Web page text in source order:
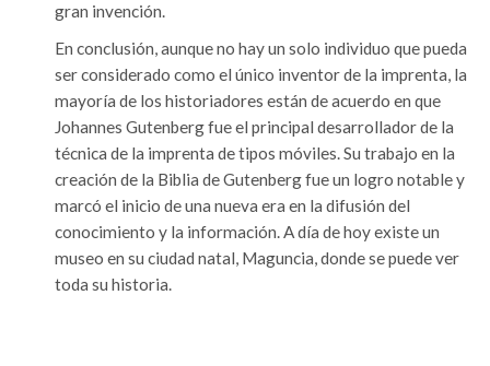
gran invención.
En conclusión, aunque no hay un solo individuo que pueda
ser considerado como el único inventor de la imprenta, la
mayoría de los historiadores están de acuerdo en que
Johannes Gutenberg fue el principal desarrollador de la
técnica de la imprenta de tipos móviles. Su trabajo en la
creación de la Biblia de Gutenberg fue un logro notable y
marcó el inicio de una nueva era en la difusión del
conocimiento y la información. A día de hoy existe un
museo en su ciudad natal, Maguncia, donde se puede ver
toda su historia.